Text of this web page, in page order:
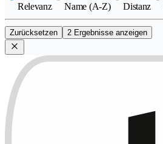
Relevanz Name (A-Z) Distanz
Zurücksetzen 2 Ergebnisse anzeigen